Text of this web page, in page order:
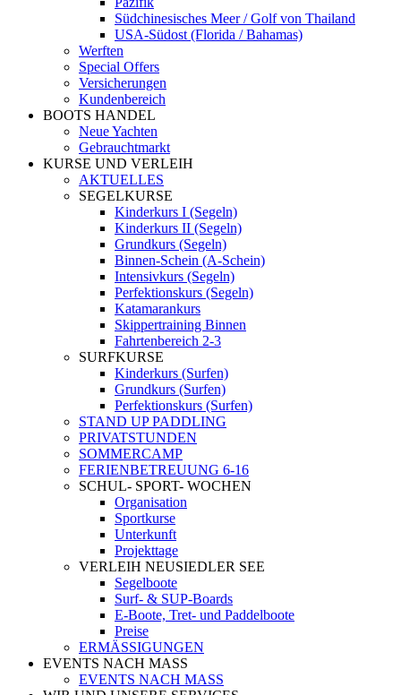
Südchinesisches Meer / Golf von Thailand
USA-Südost (Florida / Bahamas)
Werften
Special Offers
Versicherungen
Kundenbereich
BOOTS HANDEL
Neue Yachten
Gebrauchtmarkt
KURSE UND VERLEIH
AKTUELLES
SEGELKURSE
Kinderkurs I (Segeln)
Kinderkurs II (Segeln)
Grundkurs (Segeln)
Binnen-Schein (A-Schein)
Intensivkurs (Segeln)
Perfektionskurs (Segeln)
Katamarankurs
Skippertraining Binnen
Fahrtenbereich 2-3
SURFKURSE
Kinderkurs (Surfen)
Grundkurs (Surfen)
Perfektionskurs (Surfen)
STAND UP PADDLING
PRIVATSTUNDEN
SOMMERCAMP
FERIENBETREUUNG 6-16
SCHUL- SPORT- WOCHEN
Organisation
Sportkurse
Unterkunft
Projekttage
VERLEIH NEUSIEDLER SEE
Segelboote
Surf- & SUP-Boards
E-Boote, Tret- und Paddelboote
Preise
ERMÄSSIGUNGEN
EVENTS NACH MASS
EVENTS NACH MASS